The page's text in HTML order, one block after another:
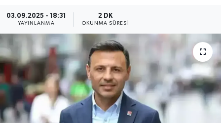
03.09.2025 - 18:31
YAYINLANMA
2 DK
OKUNMA SÜRESI
Güncel
HABERDE İNSAN
İlginç
KÜLTÜR SANAT